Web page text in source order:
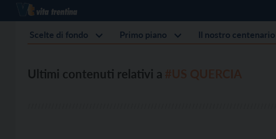
Scelte di fondo Primo piano Il nostro centenario
Ultimi contenuti relativi a